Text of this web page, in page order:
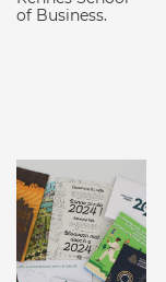
of Business.